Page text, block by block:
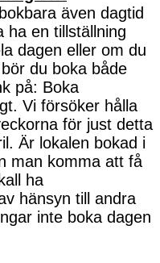
även dagtid
ha en tillställning
dagen eller om du
du boka både
på: Boka
Vi försöker hålla
för just detta
Är lokalen bokad i
man komma att få
ha
hänsyn till andra
inte boka dagen